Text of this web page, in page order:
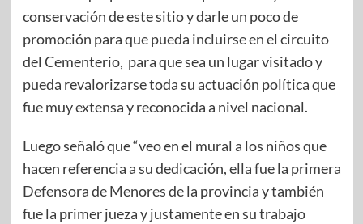
conservación de este sitio y darle un poco de
promoción para que pueda incluirse en el circuito
del Cementerio, para que sea un lugar visitado y
pueda revalorizarse toda su actuación política que
fue muy extensa y reconocida a nivel nacional.
Luego señaló que “veo en el mural a los niños que
hacen referencia a su dedicación, ella fue la primera
Defensora de Menores de la provincia y también
fue la primer jueza y justamente en su trabajo